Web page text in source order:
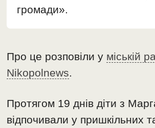
громади».
Про це розповіли у міській
Nikopolnews.
Протягом 19 днів діти з
відпочивали у пришкільних